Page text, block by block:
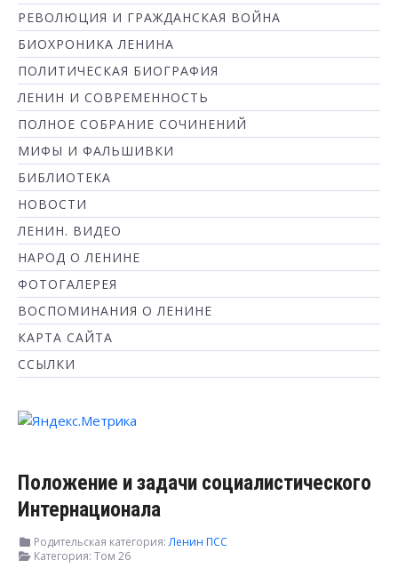
РЕВОЛЮЦИЯ И ГРАЖДАНСКАЯ ВОЙНА
БИОХРОНИКА ЛЕНИНА
ПОЛИТИЧЕСКАЯ БИОГРАФИЯ
ЛЕНИН И СОВРЕМЕННОСТЬ
ПОЛНОЕ СОБРАНИЕ СОЧИНЕНИЙ
МИФЫ И ФАЛЬШИВКИ
БИБЛИОТЕКА
НОВОСТИ
ЛЕНИН. ВИДЕО
НАРОД О ЛЕНИНЕ
ФОТОГАЛЕРЕЯ
ВОСПОМИНАНИЯ О ЛЕНИНЕ
КАРТА САЙТА
ССЫЛКИ
Положение и задачи социалистического
Интернационала
Родительская категория:Ленин ПСС
Категория: Том 26